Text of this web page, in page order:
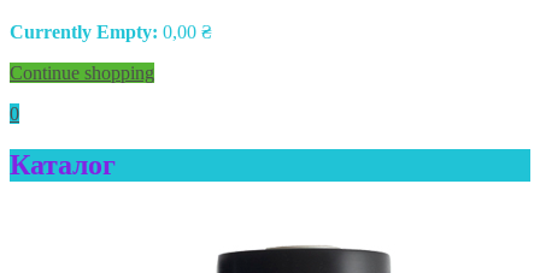
Currently Empty: 0,00 ₴
Continue shopping
0
Каталог